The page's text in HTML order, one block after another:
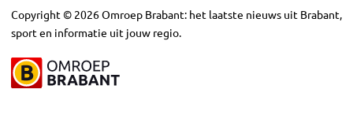
Copyright © 2026Omroep Brabant: het laatste nieuws uit Brabant,
sport en informatie uit jouw regio.